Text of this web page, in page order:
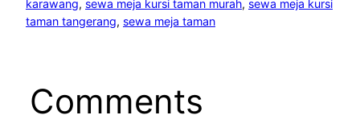
karawang, sewa meja kursi taman murah, sewa meja kursi
taman tangerang, sewa meja taman
Comments